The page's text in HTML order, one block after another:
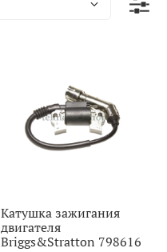
Катушка зажигания
двигателя
Briggs&Stratton 798616